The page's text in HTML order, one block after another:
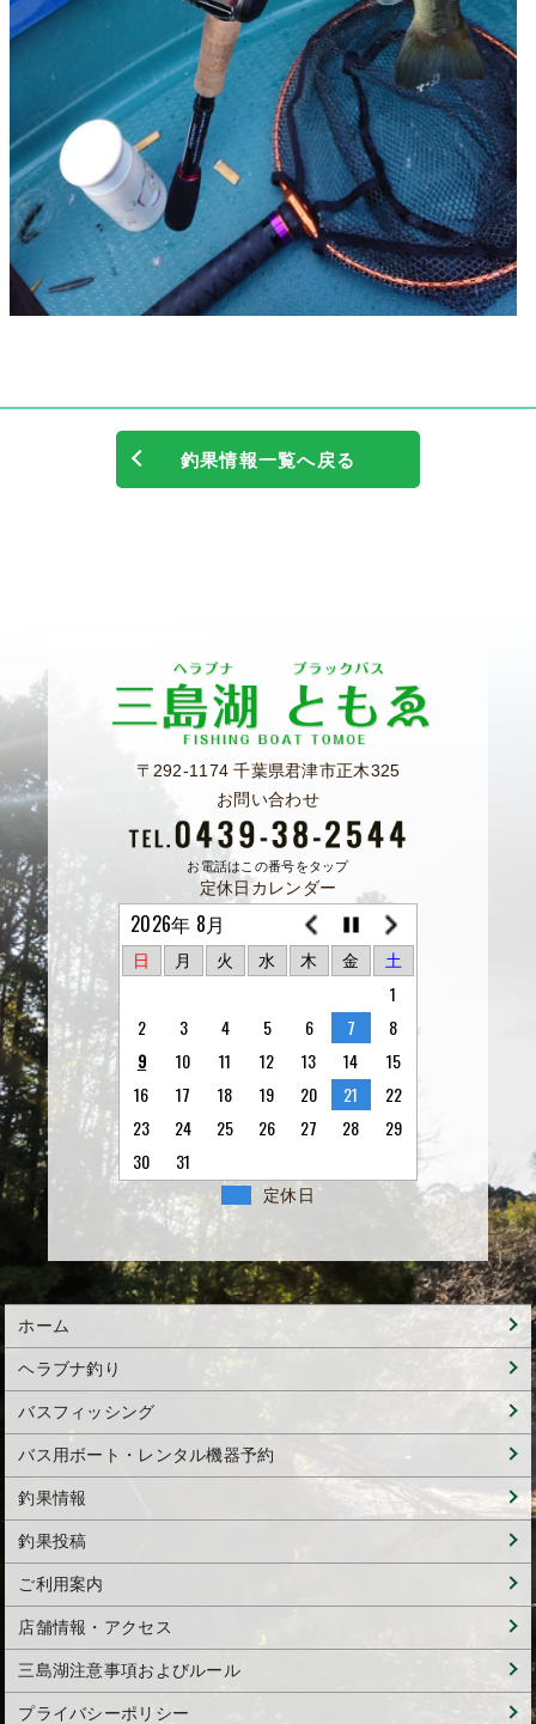
釣果情報一覧へ戻る
〒292-1174 千葉県君津市正木325
お問い合わせ
お電話はこの番号をタップ
定休日カレンダー
2026年 8月
日 月 火 水 木 金 土
1
2
3 4 5 6 7
8
9
10 11 12 13 14
15
16
17 18 19 20 21
22
23
24 25 26 27 28
29
30
31
定休日
ホーム
ヘラブナ釣り
バスフィッシング
バス用ボート・レンタル機器予約
釣果情報
釣果投稿
ご利用案内
店舗情報・アクセス
三島湖注意事項およびルール
プライバシーポリシー